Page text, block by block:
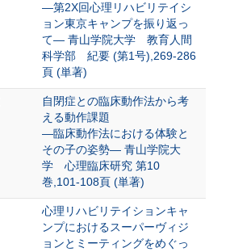
―第2X回心理リハビリテイシ
ョン東京キャンプを振り返っ
て― 青山学院大学 教育人間
科学部 紀要 (第1号),269-286
頁 (単著)
自閉症との臨床動作法から考
える動作課題
―臨床動作法における体験と
その子の姿勢― 青山学院大
学 心理臨床研究 第10
巻,101-108頁 (単著)
心理リハビリテイションキャ
ンプにおけるスーパーヴィジ
ョンとミーティングをめぐっ